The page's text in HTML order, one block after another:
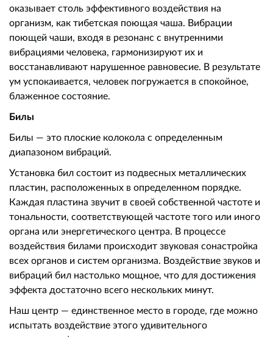
оказывает столь эффективного воздействия на
организм, как тибетская поющая чаша. Вибрации
поющей чаши, входя в резонанс с внутренними
вибрациями человека, гармонизируют их и
восстанавливают нарушенное равновесие. В результате
ум успокаивается, человек погружается в спокойное,
блаженное состояние.
Билы
Билы — это плоские колокола с определенным
диапазоном вибраций.
Установка бил состоит из подвесных металлических
пластин, расположенных в определенном порядке.
Каждая пластина звучит в своей собственной частоте и
тональности, соответствующей частоте того или иного
органа или энергетического центра. В процессе
воздействия билами происходит звуковая сонастройка
всех органов и систем организма. Воздействие звуков и
вибраций бил настолько мощное, что для достижения
эффекта достаточно всего нескольких минут.
Наш центр — единственное место в городе, где можно
испытать воздействие этого удивительного